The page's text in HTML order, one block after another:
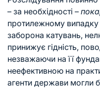
– за необхідності –
протилежному випадку
заборона катувань,
принижує гідність,
незважаючи на її
неефективною на
агенти держави могли